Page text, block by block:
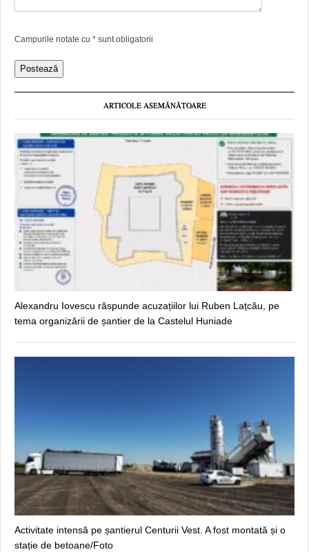
Campurile notate cu * sunt obligatorii
ARTICOLE ASEMĂNĂTOARE
Alexandru Iovescu răspunde acuzațiilor lui Ruben Lațcău, pe
tema organizării de șantier de la Castelul Huniade
Activitate intensă pe șantierul Centurii Vest. A fost montată și o
stație de betoane/Foto